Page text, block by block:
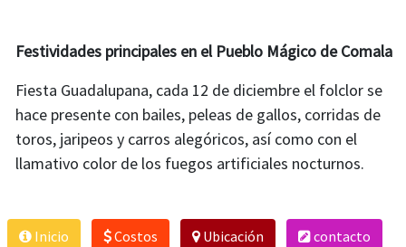
Festividades principales en el Pueblo Mágico de Comala
Fiesta Guadalupana, cada 12 de diciembre el folclor se
hace presente con bailes, peleas de gallos, corridas de
toros, jaripeos y carros alegóricos, así como con el
llamativo color de los fuegos artificiales nocturnos.
Inicio Costos Ubicación contacto